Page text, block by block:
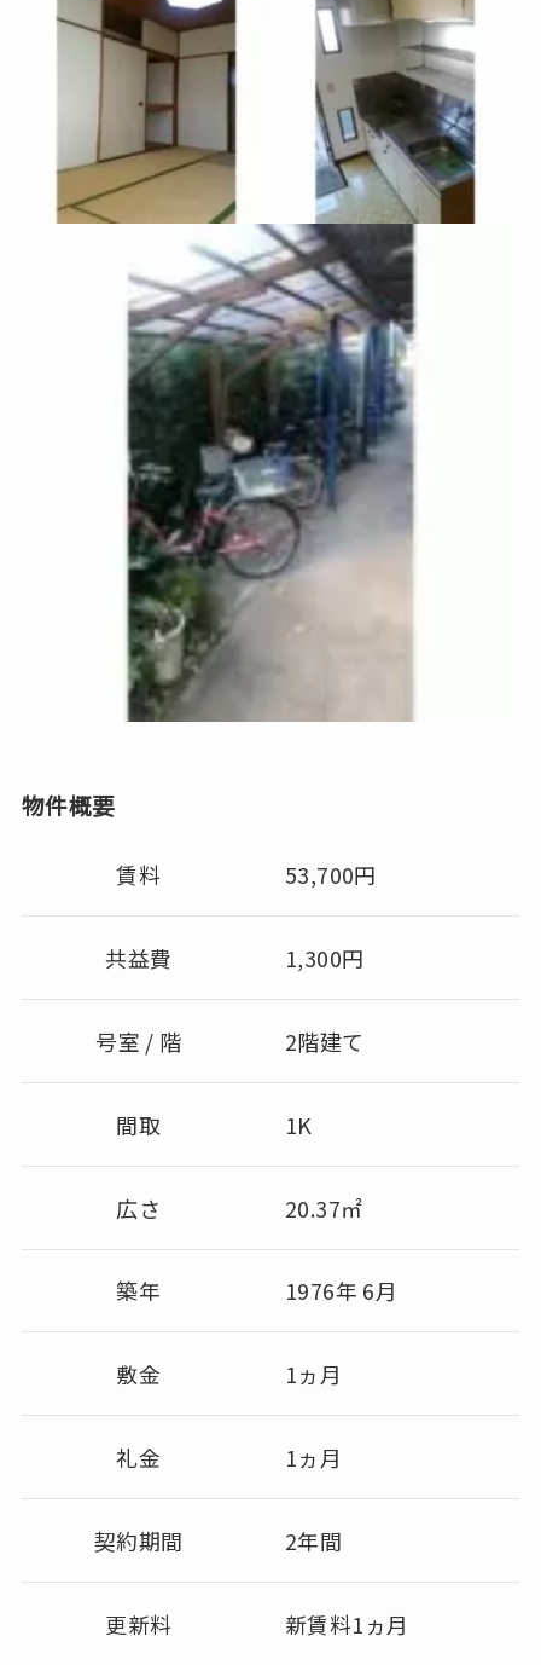
物件概要
賃料 53,700円
共益費 1,300円
号室 / 階 2階建て
間取 1K
広さ 20.37㎡
築年 1976年 6月
敷金 1ヵ月
礼金 1ヵ月
契約期間 2年間
更新料 新賃料1ヵ月